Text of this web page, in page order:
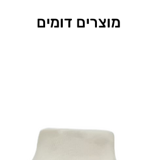
מוצרים דומים